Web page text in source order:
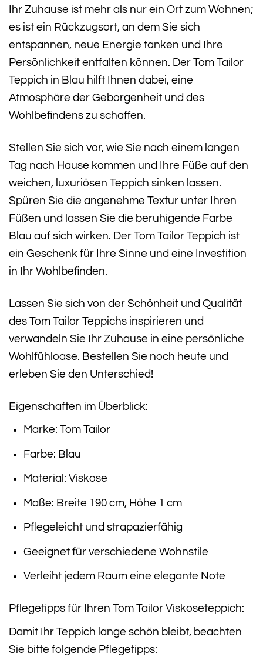
Ihr Zuhause ist mehr als nur ein Ort zum Wohnen;
es ist ein Rückzugsort, an dem Sie sich
entspannen, neue Energie tanken und Ihre
Persönlichkeit entfalten können. Der Tom Tailor
Teppich in Blau hilft Ihnen dabei, eine
Atmosphäre der Geborgenheit und des
Wohlbefindens zu schaffen.
Stellen Sie sich vor, wie Sie nach einem langen
Tag nach Hause kommen und Ihre Füße auf den
weichen, luxuriösen Teppich sinken lassen.
Spüren Sie die angenehme Textur unter Ihren
Füßen und lassen Sie die beruhigende Farbe
Blau auf sich wirken. Der Tom Tailor Teppich ist
ein Geschenk für Ihre Sinne und eine Investition
in Ihr Wohlbefinden.
Lassen Sie sich von der Schönheit und Qualität
des Tom Tailor Teppichs inspirieren und
verwandeln Sie Ihr Zuhause in eine persönliche
Wohlfühloase. Bestellen Sie noch heute und
erleben Sie den Unterschied!
Eigenschaften im Überblick:
Marke: Tom Tailor
Farbe: Blau
Material: Viskose
Maße: Breite 190 cm, Höhe 1 cm
Pflegeleicht und strapazierfähig
Geeignet für verschiedene Wohnstile
Verleiht jedem Raum eine elegante Note
Pflegetipps für Ihren Tom Tailor Viskoseteppich:
Damit Ihr Teppich lange schön bleibt, beachten
Sie bitte folgende Pflegetipps: